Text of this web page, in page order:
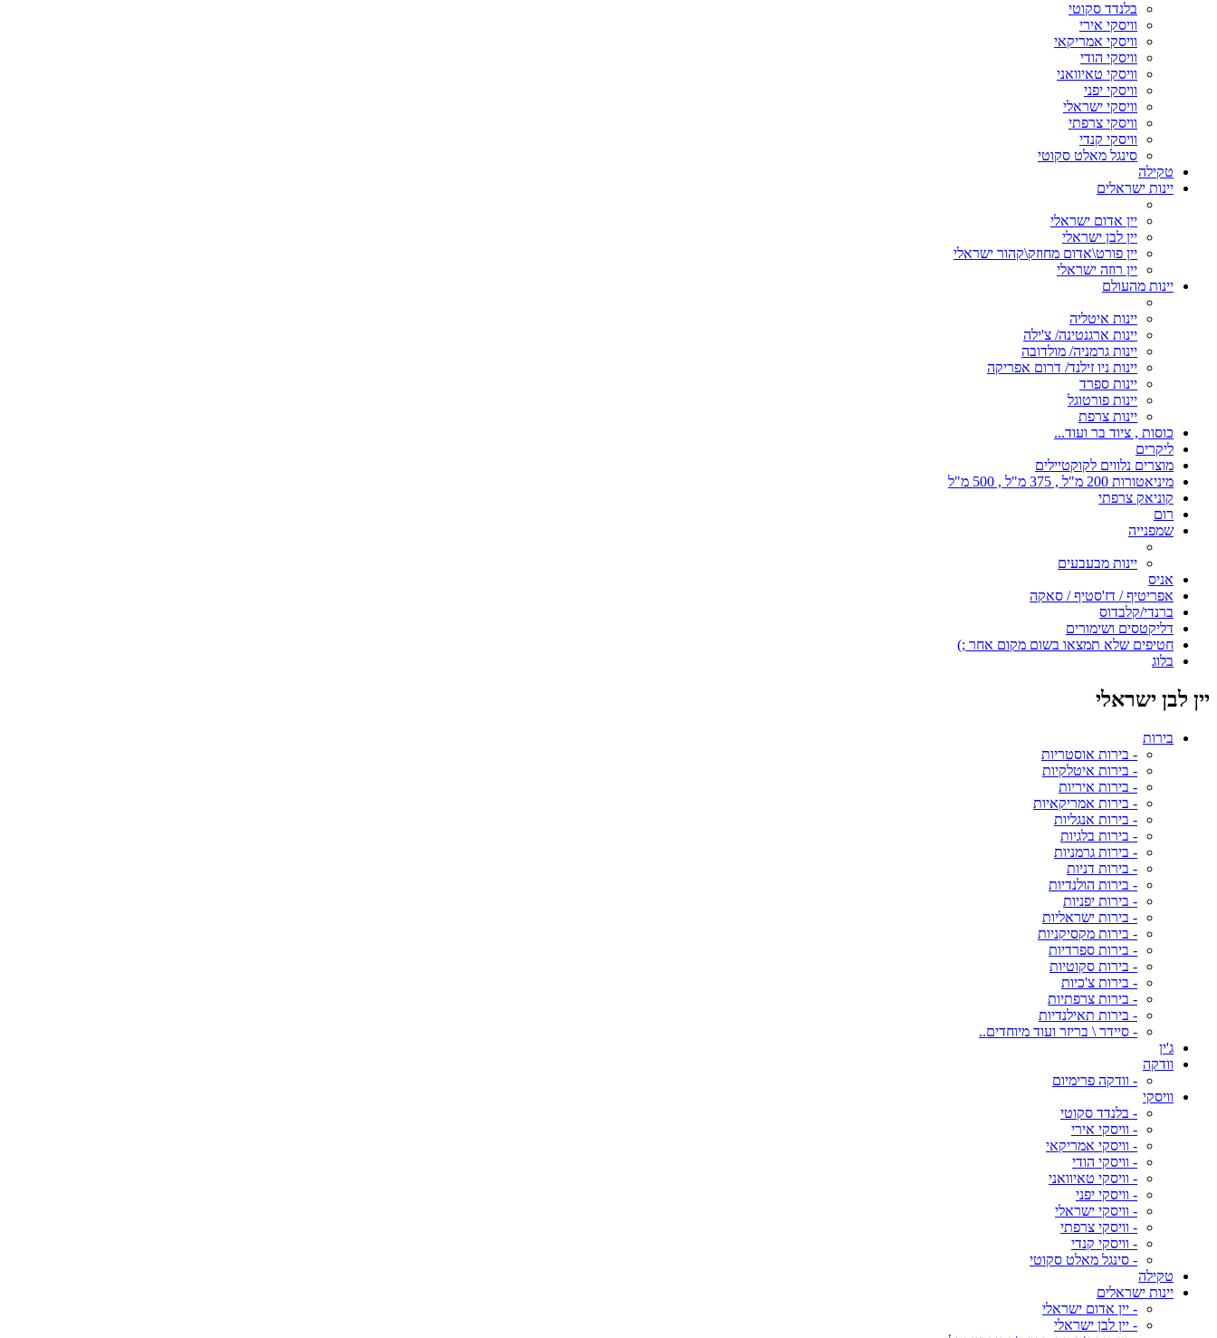
בלנדד סקוטי
וויסקי אירי
וויסקי אמריקאי
וויסקי הודי
וויסקי טאיוואני
וויסקי יפני
וויסקי ישראלי
וויסקי צרפתי
וויסקי קנדי
סינגל מאלט סקוטי
טקילה
יינות ישראלים
יין אדום ישראלי
יין לבן ישראלי
יין פורט\אדום מחוזק\קהור ישראלי
יין רוזה ישראלי
יינות מהעולם
יינות איטליה
יינות ארגנטינה/ צ'ילה
יינות גרמניה/ מולדובה
יינות ניו זילנד/ דרום אפריקה
יינות ספרד
יינות פורטוגל
יינות צרפת
כוסות , ציוד בר ועוד...
ליקרים
מוצרים נלווים לקוקטיילים
מיניאטורות 200 מ"ל , 375 מ"ל , 500 מ"ל
קוניאק צרפתי
רום
שמפנייה
יינות מבעבעים
אניס
אפריטיף / דז'סטיף / סאקה
ברנדי/קלבדוס
דליקטסים ושימורים
חטיפים שלא תמצאו בשום מקום אחר ;)
בלוג
יין לבן ישראלי
בירות
- בירות אוסטריות
- בירות איטלקיות
- בירות איריות
- בירות אמריקאיות
- בירות אנגליות
- בירות בלגיות
- בירות גרמניות
- בירות דניות
- בירות הולנדיות
- בירות יפניות
- בירות ישראליות
- בירות מקסיקניות
- בירות ספרדיות
- בירות סקוטיות
- בירות צ'כיות
- בירות צרפתיות
- בירות תאילנדיות
- סיידר \ בריזר ועוד מיוחדים..
ג'ין
וודקה
- וודקה פרימיום
וויסקי
- בלנדד סקוטי
- וויסקי אירי
- וויסקי אמריקאי
- וויסקי הודי
- וויסקי טאיוואני
- וויסקי יפני
- וויסקי ישראלי
- וויסקי צרפתי
- וויסקי קנדי
- סינגל מאלט סקוטי
טקילה
יינות ישראלים
- יין אדום ישראלי
- יין לבן ישראלי